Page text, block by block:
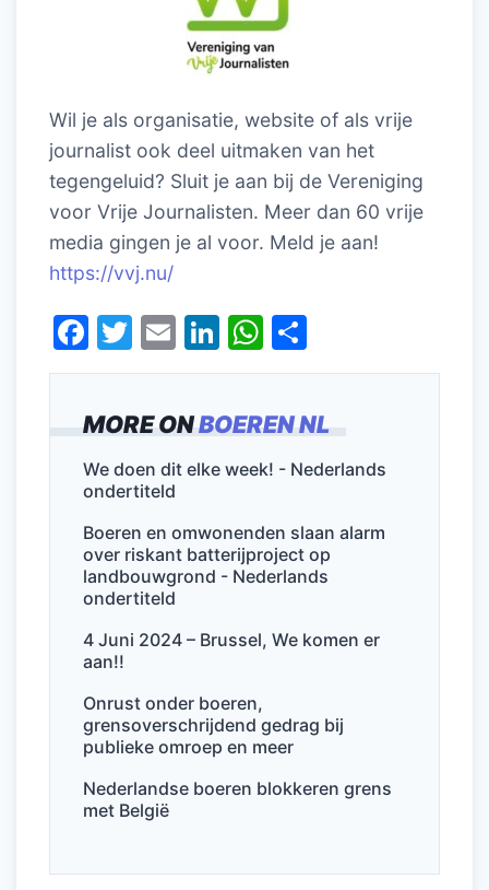
MORE ONBOEREN NL
We doen dit elke week! - Nederlands
ondertiteld
Boeren en omwonenden slaan alarm
over riskant batterijproject op
landbouwgrond - Nederlands
ondertiteld
4 Juni 2024 – Brussel, We komen er
aan!!
Onrust onder boeren,
grensoverschrijdend gedrag bij
publieke omroep en meer
Nederlandse boeren blokkeren grens
met België
Wil je als organisatie, website of als vrije
journalist ook deel uitmaken van het
tegengeluid? Sluit je aan bij de Vereniging
voor Vrije Journalisten. Meer dan 60 vrije
media gingen je al voor. Meld je aan!
https://vvj.nu/
F
a
e
b
o
o
k
T
w
er
E
m
l
Li
n
e
dI
W
h
s
A
p
el
n